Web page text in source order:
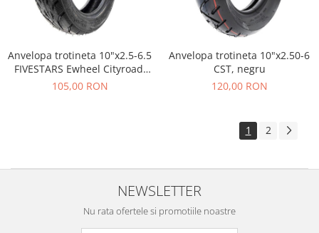
Anvelopa trotineta 10"x2.5-6.5
FIVESTARS Ewheel Cityroad,
tubeless, negru
105,00 RON
Anvelopa trotineta 10"x2.50-6
CST, negru
120,00 RON
1 2
NEWSLETTER
Nu rata ofertele si promotiile noastre